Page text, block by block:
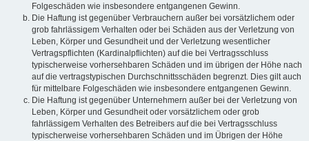
Folgeschäden wie insbesondere entgangenen Gewinn.
Die Haftung ist gegenüber Verbrauchern außer bei vorsätzlichem oder
grob fahrlässigem Verhalten oder bei Schäden aus der Verletzung von
Leben, Körper und Gesundheit und der Verletzung wesentlicher
Vertragspflichten (Kardinalpflichten) auf die bei Vertragsschluss
typischerweise vorhersehbaren Schäden und im übrigen der Höhe nach
auf die vertragstypischen Durchschnittsschäden begrenzt. Dies gilt auch
für mittelbare Folgeschäden wie insbesondere entgangenen Gewinn.
Die Haftung ist gegenüber Unternehmern außer bei der Verletzung von
Leben, Körper und Gesundheit oder vorsätzlichem oder grob
fahrlässigem Verhalten des Betreibers auf die bei Vertragsschluss
typischerweise vorhersehbaren Schäden und im Übrigen der Höhe